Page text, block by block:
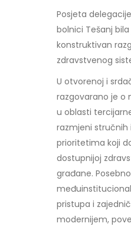
Posjeta
bolnici Tešanj
konstruktivan
zdravstvenog
U otvorenoj i
razgovarano je o
u oblasti
razmjeni stručnih
prioritetima koji
dostupnijoj
građane.
pristupa i
modernijem,